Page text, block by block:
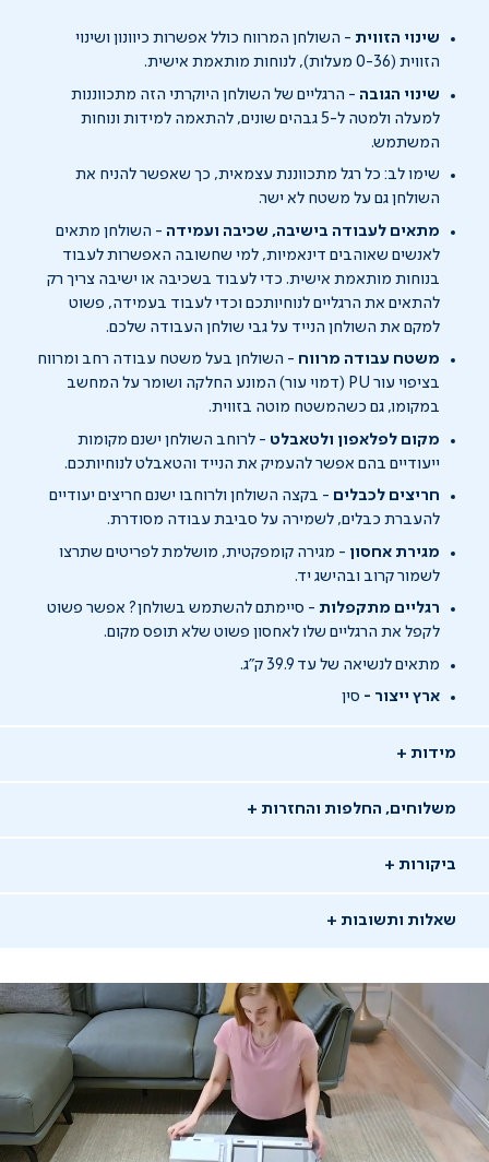
מידות
משלוחים, החלפות והחזרות
ביקורות
שאלות ותשובות
שינוי הזווית - השולחן המרווח כולל אפשרות כיוונון ושינוי
הזווית (0-36 מעלות), לנוחות מותאמת אישית.
שינוי הגובה - הרגליים של השולחן היוקרתי הזה מתכווננות
למעלה ולמטה ל-5 גבהים שונים, להתאמה למידות ונוחות
המשתמש.
שימו לב: כל רגל מתכווננת עצמאית, כך שאפשר להניח את
השולחן גם על משטח לא ישר.
מתאים לעבודה בישיבה, שכיבה ועמידה - השולחן מתאים
לאנשים שאוהבים דינאמיות, למי שחשובה האפשרות לעבוד
בנוחות מותאמת אישית. כדי לעבוד בשכיבה או ישיבה צריך רק
להתאים את הרגליים לנוחיותכם וכדי לעבוד בעמידה, פשוט
למקם את השולחן הנייד על גבי שולחן העבודה שלכם.
משטח עבודה מרווח - השולחן בעל משטח עבודה רחב ומרווח
בציפוי עור PU (דמוי עור) המונע החלקה ושומר על המחשב
במקומו, גם כשהמשטח מוטה בזווית.
מקום לפלאפון ולטאבלט - לרוחב השולחן ישנם מקומות
ייעודיים בהם אפשר להעמיק את הנייד והטאבלט לנוחיותכם.
חריצים לכבלים - בקצה השולחן ולרוחבו ישנם חריצים יעודיים
להעברת כבלים, לשמירה על סביבת עבודה מסודרת.
מגירת אחסון - מגירה קומפקטית, מושלמת לפריטים שתרצו
לשמור קרוב ובהישג יד.
רגליים מתקפלות - סיימתם להשתמש בשולחן? אפשר פשוט
לקפל את הרגליים שלו לאחסון פשוט שלא תופס מקום.
מתאים לנשיאה של עד 39.9 ק"ג.
ארץ ייצור - סין
שאלו שאלה